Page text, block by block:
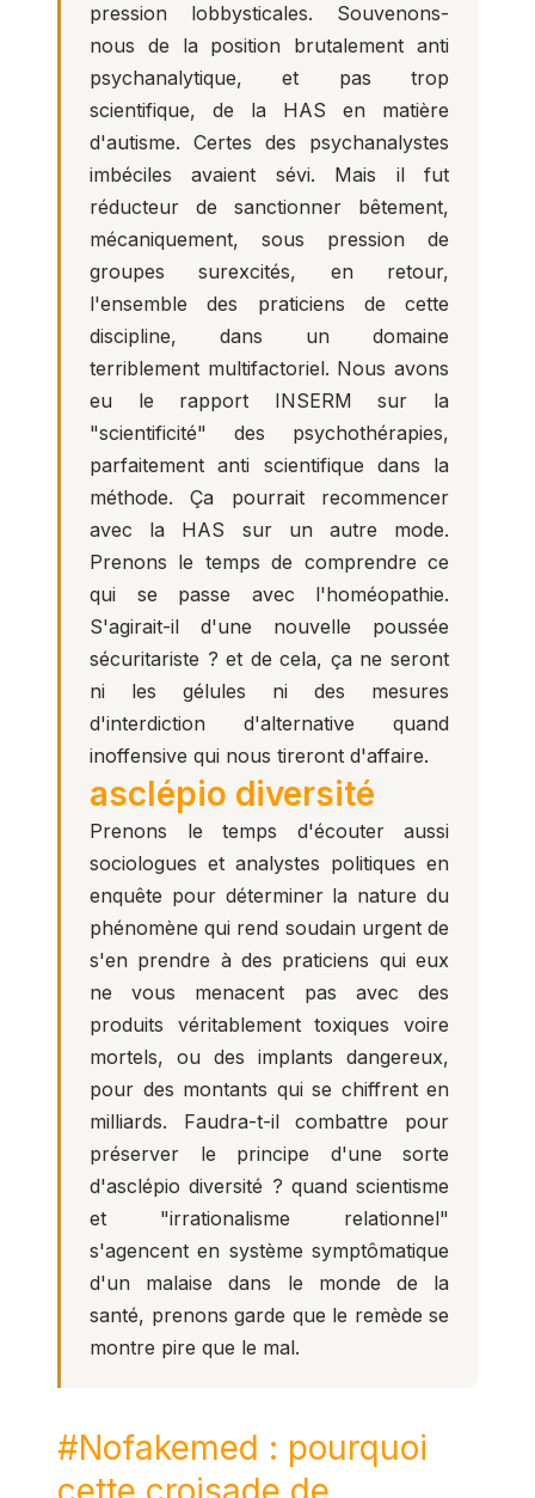
pression lobbysticales. Souvenons-
nous de la position brutalement anti
psychanalytique, et pas trop
scientifique, de la HAS en matière
d'autisme. Certes des psychanalystes
imbéciles avaient sévi. Mais il fut
réducteur de sanctionner bêtement,
mécaniquement, sous pression de
groupes surexcités, en retour,
l'ensemble des praticiens de cette
discipline, dans un domaine
terriblement multifactoriel. Nous avons
eu le rapport INSERM sur la
"scientificité" des psychothérapies,
parfaitement anti scientifique dans la
méthode. Ça pourrait recommencer
avec la HAS sur un autre mode.
Prenons le temps de comprendre ce
qui se passe avec l'homéopathie.
S'agirait-il d'une nouvelle poussée
sécuritariste ? et de cela, ça ne seront
ni les gélules ni des mesures
d'interdiction d'alternative quand
inoffensive qui nous tireront d'affaire.
asclépio diversité
Prenons le temps d'écouter aussi
sociologues et analystes politiques en
enquête pour déterminer la nature du
phénomène qui rend soudain urgent de
s'en prendre à des praticiens qui eux
ne vous menacent pas avec des
produits véritablement toxiques voire
mortels, ou des implants dangereux,
pour des montants qui se chiffrent en
milliards. Faudra-t-il combattre pour
préserver le principe d'une sorte
d'asclépio diversité ? quand scientisme
et "irrationalisme relationnel"
s'agencent en système symptômatique
d'un malaise dans le monde de la
santé, prenons garde que le remède se
montre pire que le mal.
#Nofakemed : pourquoi